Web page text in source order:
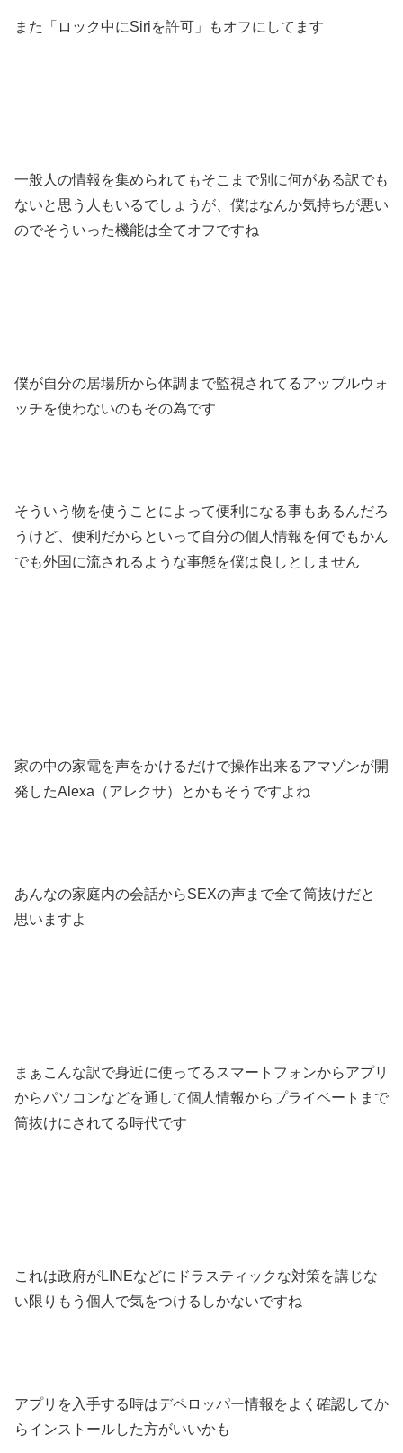
また「ロック中にSiriを許可」もオフにしてます
一般人の情報を集められてもそこまで別に何がある訳でも
ないと思う人もいるでしょうが、僕はなんか気持ちが悪い
のでそういった機能は全てオフですね
僕が自分の居場所から体調まで監視されてるアップルウォ
ッチを使わないのもその為です
そういう物を使うことによって便利になる事もあるんだろ
うけど、便利だからといって自分の個人情報を何でもかん
でも外国に流されるような事態を僕は良しとしません
家の中の家電を声をかけるだけで操作出来るアマゾンが開
発したAlexa（アレクサ）とかもそうですよね
あんなの家庭内の会話からSEXの声まで全て筒抜けだと
思いますよ
まぁこんな訳で身近に使ってるスマートフォンからアプリ
からパソコンなどを通して個人情報からプライベートまで
筒抜けにされてる時代です
これは政府がLINEなどにドラスティックな対策を講じな
い限りもう個人で気をつけるしかないですね
アプリを入手する時はデペロッパー情報をよく確認してか
らインストールした方がいいかも